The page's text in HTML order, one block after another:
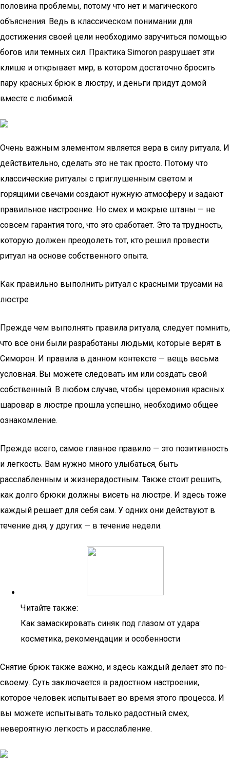
половина проблемы, потому что нет и магического
объяснения. Ведь в классическом понимании для
достижения своей цели необходимо заручиться помощью
богов или темных сил. Практика Simoron разрушает эти
клише и открывает мир, в котором достаточно бросить
пару красных брюк в люстру, и деньги придут домой
вместе с любимой.
Очень важным элементом является вера в силу ритуала. И
действительно, сделать это не так просто. Потому что
классические ритуалы с приглушенным светом и
горящими свечами создают нужную атмосферу и задают
правильное настроение. Но смех и мокрые штаны — не
совсем гарантия того, что это сработает. Это та трудность,
которую должен преодолеть тот, кто решил провести
ритуал на основе собственного опыта.
Как правильно выполнить ритуал с красными трусами на
люстре
Прежде чем выполнять правила ритуала, следует помнить,
что все они были разработаны людьми, которые верят в
Симорон. И правила в данном контексте — вещь весьма
условная. Вы можете следовать им или создать свой
собственный. В любом случае, чтобы церемония красных
шаровар в люстре прошла успешно, необходимо общее
ознакомление.
Прежде всего, самое главное правило — это позитивность
и легкость. Вам нужно много улыбаться, быть
расслабленным и жизнерадостным. Также стоит решить,
как долго брюки должны висеть на люстре. И здесь тоже
каждый решает для себя сам. У одних они действуют в
течение дня, у других — в течение недели.
Читайте также:
Как замаскировать синяк под глазом от удара:
косметика, рекомендации и особенности
Снятие брюк также важно, и здесь каждый делает это по-
своему. Суть заключается в радостном настроении,
которое человек испытывает во время этого процесса. И
вы можете испытывать только радостный смех,
невероятную легкость и расслабление.